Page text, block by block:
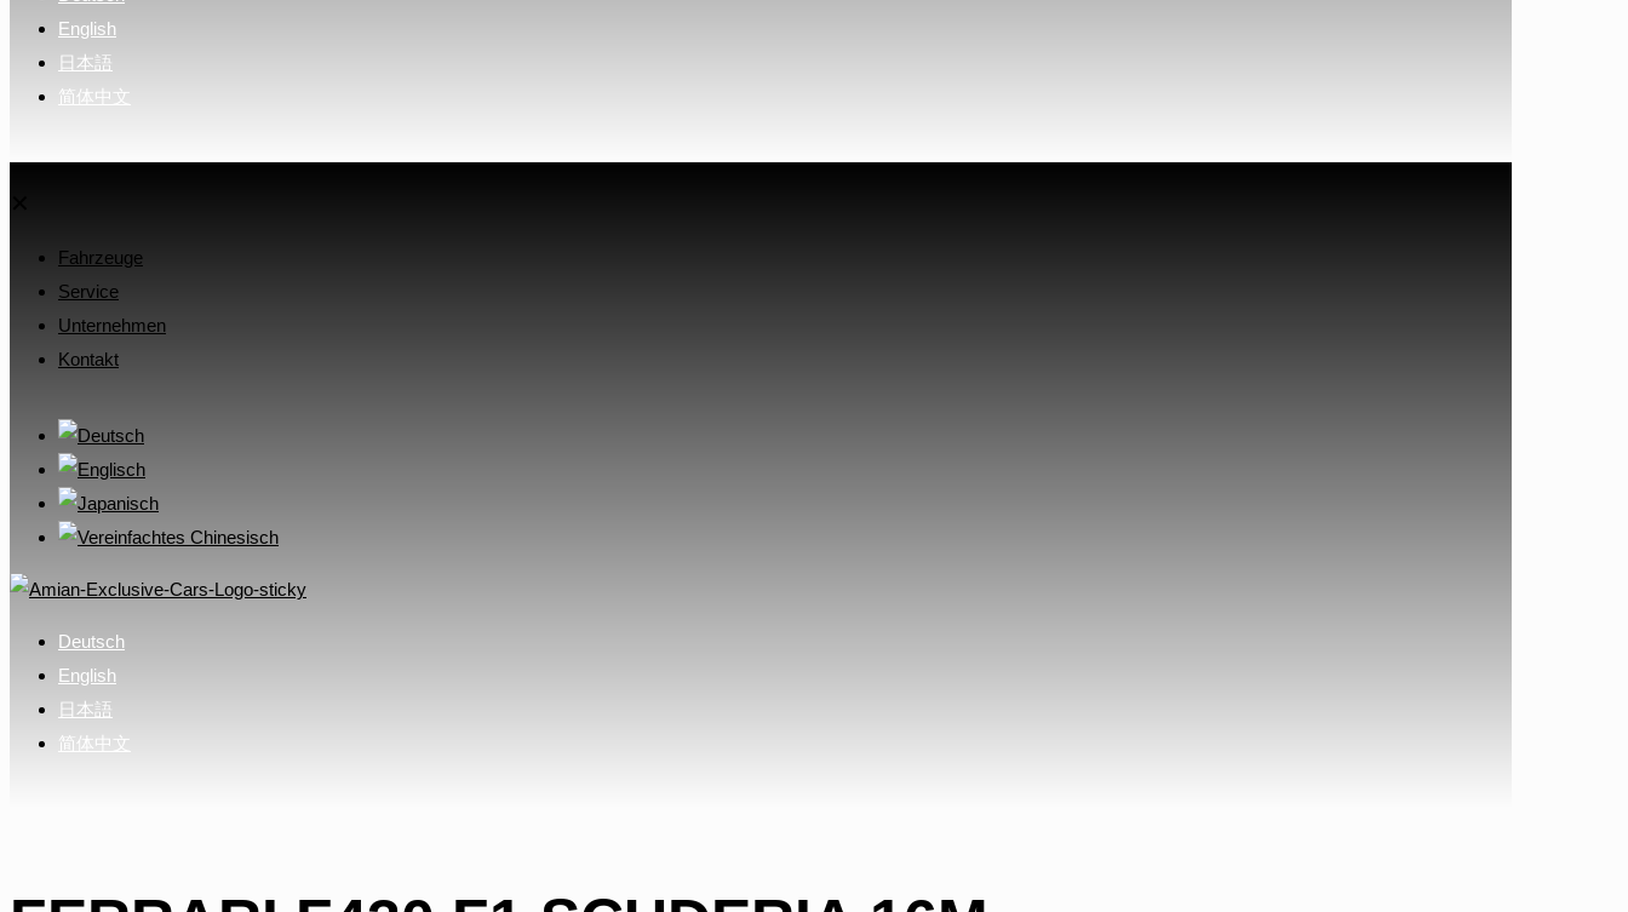
English
日本語
简体中文
Fahrzeuge
Service
Unternehmen
Kontakt
Deutsch
English
日本語
简体中文